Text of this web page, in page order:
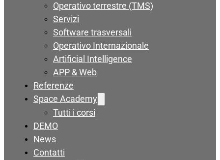
Operativo terrestre (TMS)
Servizi
Software trasversali
Operativo Internazionale
Artificial Intelligence
APP & Web
Referenze
Space Academy
Tutti i corsi
DEMO
News
Contatti